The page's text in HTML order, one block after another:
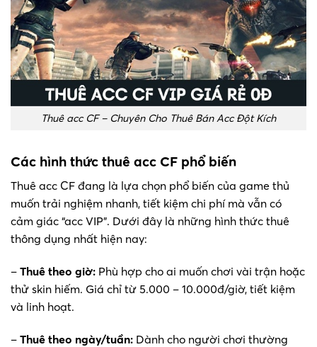
Thuê acc CF – Chuyên Cho Thuê Bán Acc Đột Kích
Các hình thức thuê acc CF phổ biến
Thuê acc CF đang là lựa chọn phổ biến của game thủ
muốn trải nghiệm nhanh, tiết kiệm chi phí mà vẫn có
cảm giác “acc VIP”. Dưới đây là những hình thức thuê
thông dụng nhất hiện nay:
– Thuê theo giờ: Phù hợp cho ai muốn chơi vài trận hoặc
thử skin hiếm. Giá chỉ từ 5.000 – 10.000đ/giờ, tiết kiệm
và linh hoạt.
– Thuê theo ngày/tuần: Dành cho người chơi thường